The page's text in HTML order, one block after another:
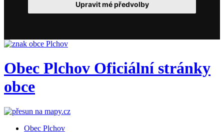
Upravit mé předvolby
Obec Plchov Oficiální stránky
obce
Obec Plchov